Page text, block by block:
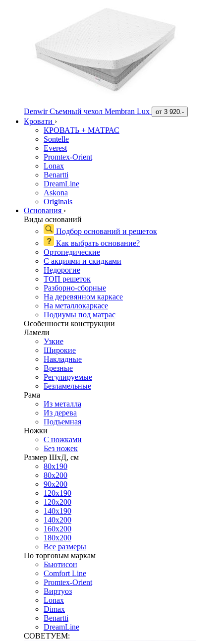
Denwir Съемный чехол Membran Lux от 3 920.-
Кровати ›
КРОВАТЬ + МАТРАС
Sontelle
Everest
Promtex-Orient
Lonax
Benartti
DreamLine
Askona
Originals
Основания ›
Виды оснований
Подбор оснований и решеток
Как выбрать основание?
Ортопедические
С акциями и скидками
Недорогие
ТОП решеток
Разборно-сборные
На деревянном каркасе
На металлокаркасе
Подиумы под матрас
Особенности конструкции
Ламели
Узкие
Широкие
Накладные
Врезные
Регулируемые
Безламельные
Рама
Из металла
Из дерева
Подъемная
Ножки
С ножками
Без ножек
Размер ШхД, см
80х190
80х200
90х200
120х190
120х200
140х190
140х200
160х200
180х200
Все размеры
По торговым маркам
Бьютисон
Comfort Line
Promtex-Orient
Виртуоз
Lonax
Dimax
Benartti
DreamLine
СОВЕТУЕМ: